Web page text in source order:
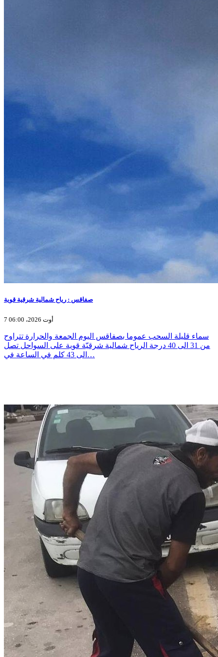
صفاقس : رياح شمالية شرقية قوية
7 أوت 2026، 06:00
سماء قليلة السحب عموما بصفاقس اليوم الجمعة والحرارة تتراوح
من 31 الى 40 درجة الرياح شمالية شرقيّة قوية على السواحل تصل
الى 43 كلم في الساعة في…